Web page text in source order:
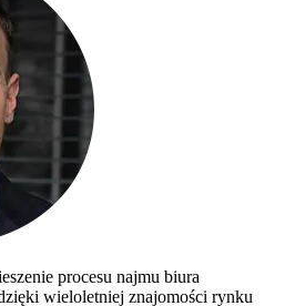
procesu najmu biura
wieloletniej znajomości rynku